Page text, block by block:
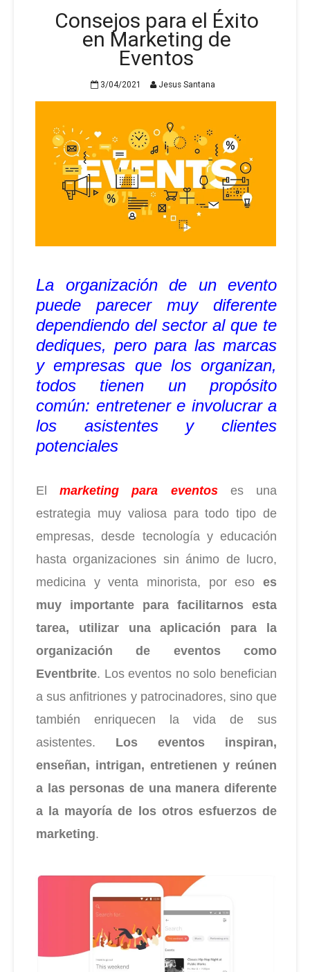
Consejos para el Éxito
en Marketing de
Eventos
3/04/2021 Jesus Santana
La organización de un evento
puede parecer muy diferente
dependiendo del sector al que te
dediques, pero para las marcas
y empresas que los organizan,
todos tienen un propósito
común: entretener e involucrar a
los asistentes y clientes
potenciales
Elmarketing para eventoses una
estrategia muy valiosa para todo tipo de
empresas, desde tecnología y educación
hasta organizaciones sin ánimo de lucro,
medicina y venta minorista, por eso es
muy importante para facilitarnos esta
tarea, utilizar una aplicación para la
organización de eventos como
Eventbrite. Los eventos no solo benefician
a sus anfitriones y patrocinadores, sino que
también enriquecen la vida de sus
asistentes. Los eventos inspiran,
enseñan, intrigan, entretienen y reúnen
a las personas de una manera diferente
a la mayoría de los otros esfuerzos de
marketing.